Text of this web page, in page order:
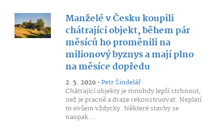
Manželé v Česku koupili
chátrající objekt, během pár
měsíců ho proměnili na
milionový byznys a mají plno
na měsíce dopředu
2. 5. 2026 •Petr Šindelář
Chátrající objekty je mnohdy lepší strhnout,
než je pracně a draze rekonstruovat. Neplatí
to ovšem vždycky. Některé stavby se
naopak...